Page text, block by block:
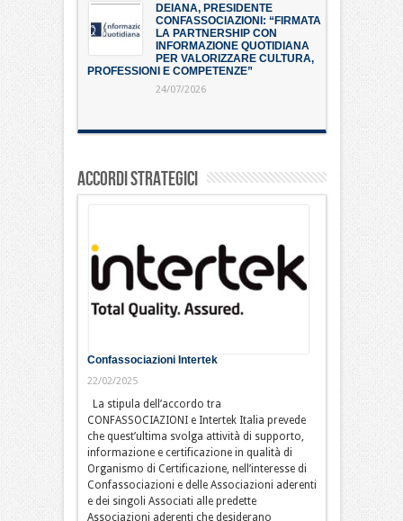
DEIANA, PRESIDENTE
CONFASSOCIAZIONI: “FIRMATA
LA PARTNERSHIP CON
INFORMAZIONE QUOTIDIANA
PER VALORIZZARE CULTURA,
PROFESSIONI E COMPETENZE”
24/07/2026
Accordi Strategici
Confassociazioni Intertek
22/02/2025
La stipula dell’accordo tra
CONFASSOCIAZIONI e Intertek Italia prevede
che quest’ultima svolga attività di supporto,
informazione e certificazione in qualità di
Organismo di Certificazione, nell’interesse di
Confassociazioni e delle Associazioni aderenti
e dei singoli Associati alle predette
Associazioni aderenti che desiderano